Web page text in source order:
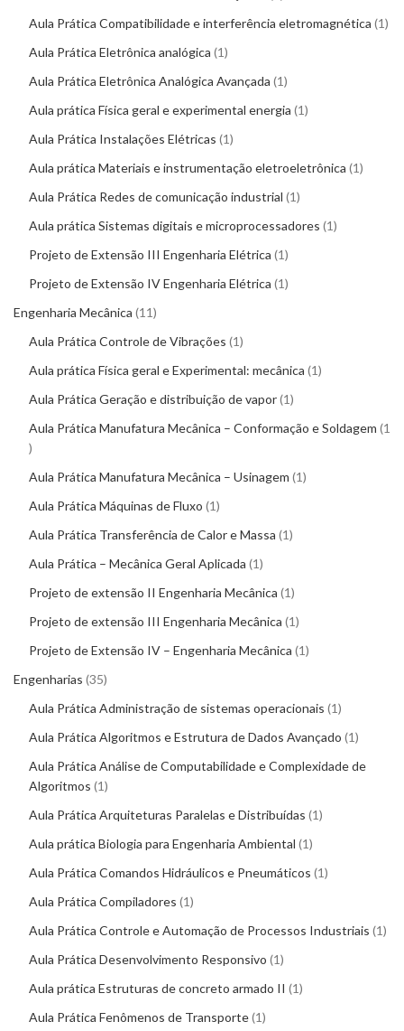
Aula Prática Compatibilidade e interferência eletromagnética 1
Aula Prática Eletrônica analógica 1
Aula Prática Eletrônica Analógica Avançada 1
Aula prática Física geral e experimental energia 1
Aula Prática Instalações Elétricas 1
Aula prática Materiais e instrumentação eletroeletrônica 1
Aula Prática Redes de comunicação industrial 1
Aula prática Sistemas digitais e microprocessadores 1
Projeto de Extensão III Engenharia Elétrica 1
Projeto de Extensão IV Engenharia Elétrica 1
Engenharia Mecânica 11
Aula Prática Controle de Vibrações 1
Aula prática Física geral e Experimental: mecânica 1
Aula Prática Geração e distribuição de vapor 1
Aula Prática Manufatura Mecânica – Conformação e Soldagem 1
Aula Prática Manufatura Mecânica – Usinagem 1
Aula Prática Máquinas de Fluxo 1
Aula Prática Transferência de Calor e Massa 1
Aula Prática – Mecânica Geral Aplicada 1
Projeto de extensão II Engenharia Mecânica 1
Projeto de extensão III Engenharia Mecânica 1
Projeto de Extensão IV – Engenharia Mecânica 1
Engenharias 35
Aula Prática Administração de sistemas operacionais 1
Aula Prática Algoritmos e Estrutura de Dados Avançado 1
Aula Prática Análise de Computabilidade e Complexidade de
Algoritmos 1
Aula Prática Arquiteturas Paralelas e Distribuídas 1
Aula prática Biologia para Engenharia Ambiental 1
Aula Prática Comandos Hidráulicos e Pneumáticos 1
Aula Prática Compiladores 1
Aula Prática Controle e Automação de Processos Industriais 1
Aula Prática Desenvolvimento Responsivo 1
Aula prática Estruturas de concreto armado II 1
Aula Prática Fenômenos de Transporte 1